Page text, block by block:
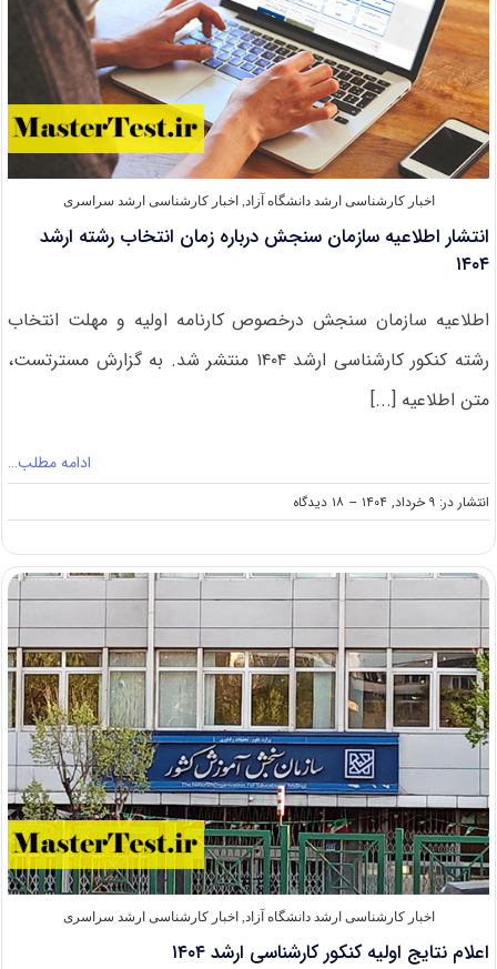
اخبار کارشناسی ارشد دانشگاه آزاد, اخبار کارشناسی ارشد سراسری
انتشار اطلاعیه سازمان سنجش درباره زمان انتخاب رشته ارشد
۱۴۰۴
اطلاعیه سازمان سنجش درخصوص کارنامه اولیه و مهلت انتخاب
رشته کنکور کارشناسی ارشد ۱۴۰۴ منتشر شد. به گزارش مسترتست،
متن اطلاعیه [...]
ادامه مطلب…
انتشار در: ۹ خرداد, ۱۴۰۴ -- ۱۸ دیدگاه
on
انتشار
سازمان
سنجش
درباره
زمان
انتخاب
رشته
ارشد
۱۴۰۴
اخبار کارشناسی ارشد دانشگاه آزاد ,اخبار کارشناسی ارشد سراسری
اعلام نتایج اولیه کنکور کارشناسی ارشد ۱۴۰۴